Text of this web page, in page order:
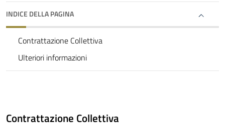
INDICE DELLA PAGINA
Contrattazione Collettiva
Ulteriori informazioni
Contrattazione Collettiva